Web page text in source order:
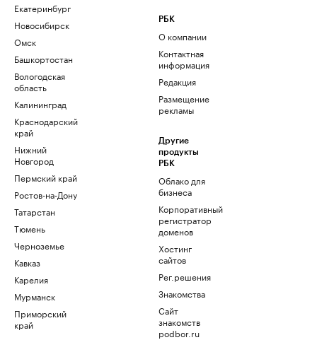
Екатеринбург
Новосибирск
Омск
Башкортостан
Вологодская
область
Калининград
Краснодарский
край
Нижний
Новгород
Пермский край
Ростов-на-Дону
Татарстан
Тюмень
Черноземье
Кавказ
Карелия
Мурманск
Приморский
край
РБК
О компании
Контактная
информация
Редакция
Размещение
рекламы
Другие
продукты
РБК
Облако для
бизнеса
Корпоративный
регистратор
доменов
Хостинг
сайтов
Рег.решения
Знакомства
Сайт
знакомств
podbor.ru